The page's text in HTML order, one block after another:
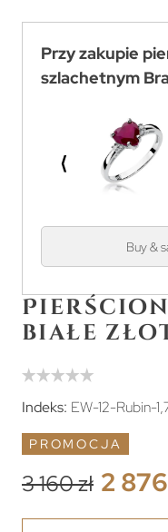
Przy zakupie
szlachetnym
⟨
Buy &
białe
Indeks: EW-12-Rubin-
PROMOCJA
3 160 zł 2